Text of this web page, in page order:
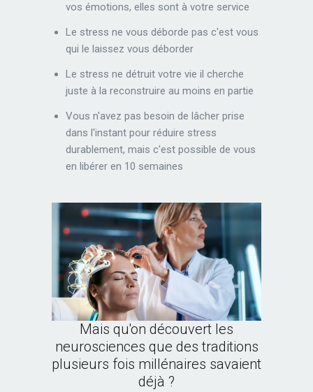
vos émotions, elles sont à votre service
Le stress ne vous déborde pas c'est vous
qui le laissez vous déborder
Le stress ne détruit votre vie il cherche
juste à la reconstruire au moins en partie
Vous n'avez pas besoin de lâcher prise
dans l'instant pour réduire stress
durablement, mais c'est possible de vous
en libérer en 10 semaines
Mais qu'on découvert les
neurosciences que des traditions
plusieurs fois millénaires savaient
déjà ?